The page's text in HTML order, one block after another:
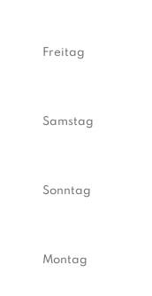
Freitag
Samstag
Sonntag
Montag